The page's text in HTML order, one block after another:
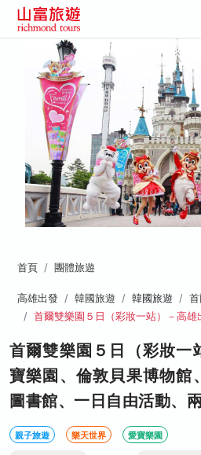
首頁 團體旅遊
高雄出發 韓國旅遊 韓國旅遊
首爾雙樂園５日（彩妝一站）－高雄
首爾雙樂園５日（彩妝一
寶樂園、倫敦貝果博物館
圖書館、一日自由活動、
親子旅遊 樂天世界 愛寶樂園